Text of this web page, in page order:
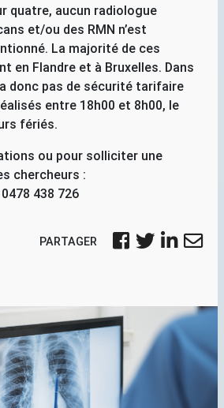
quatre, aucun radiologue
et/ou des RMN n’est
La majorité de ces
en Flandre et à Bruxelles. Dans
donc pas de sécurité tarifaire
entre 18h00 et 8h00, le
fériés.
ou pour solliciter une
chercheurs :
438 726
PARTAGER